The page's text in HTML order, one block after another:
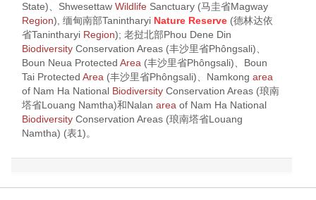
State)、Shwesettaw Wildlife Sanctuary (马圭省Magway
Region), 缅甸南部Tanintharyi Nature Reserve (德林达依
省Tanintharyi Region); 老挝北部Phou Dene Din
Biodiversity Conservation Areas (丰沙里省Phôngsali)、
Boun Neua Protected Area (丰沙里省Phôngsali)、Boun
Tai Protected Area (丰沙里省Phôngsali)、Namkong area
of Nam Ha National Biodiversity Conservation Areas (琅南
塔省Louang Namtha)和Nalan area of Nam Ha National
Biodiversity Conservation Areas (琅南塔省Louang
Namtha) (表1)。